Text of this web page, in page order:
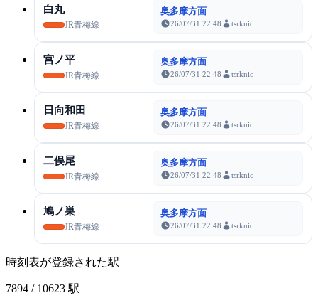
白丸
JR青梅線
奥多摩方面
26/07/31 22:48 tsrknic
宮ノ平
JR青梅線
奥多摩方面
26/07/31 22:48 tsrknic
日向和田
JR青梅線
奥多摩方面
26/07/31 22:48 tsrknic
二俣尾
JR青梅線
奥多摩方面
26/07/31 22:48 tsrknic
鳩ノ巣
JR青梅線
奥多摩方面
26/07/31 22:48 tsrknic
時刻表が登録された駅
7894 / 10623 駅